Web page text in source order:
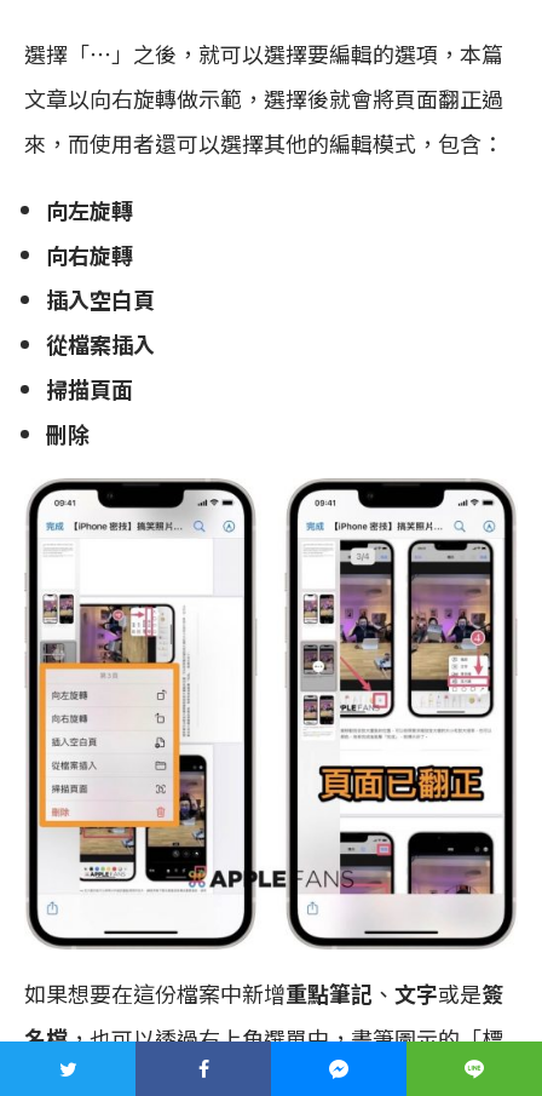
選擇「⋯」之後，就可以選擇要編輯的選項，本篇
文章以向右旋轉做示範，選擇後就會將頁面翻正過
來，而使用者還可以選擇其他的編輯模式，包含：
向左旋轉
向右旋轉
插入空白頁
從檔案插入
掃描頁面
刪除
如果想要在這份檔案中新增重點筆記 、 文字或是簽
名檔，也可以透過右上角選單中，畫筆圖示的「標
示」功能，來進行標示。